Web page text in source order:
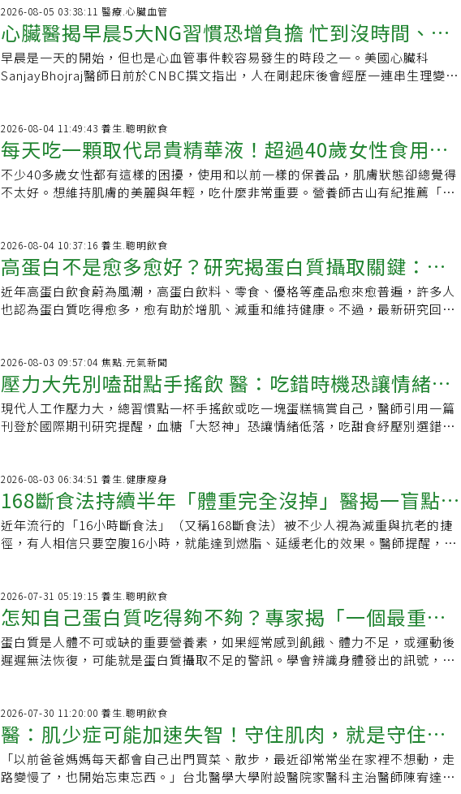
意的地方，小心減了體重卻賠了健康。她建議，應謹慎選擇豆腐的種類，留意成
分及熱量，以下列出常見的豆腐種類來說明：．板豆腐：含有相對豐富的鈣質及
蛋白質，是減肥首選。．凍豆腐：是板豆腐去水處理的一種方式，因去水重量較
輕，所以在同重量下，較板豆腐份量多，常有熱量較高的誤解，其實兩者營養成
高。．百頁豆腐：在製作過程中會加入較多油質及澱粉，雖然美味但熱量也相當
高，但建議有減重需求的人少吃，否則易攝取過多熱量及油脂。．魚豆腐：其實
是魚漿和其他添加物製成，不是真正的豆腐，含鈉量極高。．芙蓉豆腐：主要為
蛋液、柴魚汁、糖等原料製成，完全不含黃豆，吃下肚反而容易攝取過多的
鈉。．雞蛋豆腐：雖然含有黃豆和雞蛋，看似營養較豐富，但加工過程添加許多
外，為了飲食類別豐富且多樣化，許多人在減肥過程中，會選擇不同的豆類加工
製品，如豆皮、素雞、豆乾等，但宋宛蓁提醒，在豆製品的選擇類別上，應盡量
減少油炸過的加工製品，少吃如炸豆皮、炸豆包等，雖然這些食材在口感上可能
更美味，但卻添加了更多的油、鹽等調味料，反而讓食物熱量更高，這也是容易
容易造成罹患乳癌風險，但宋宛蓁指出，已有許多專家學者都證實，適量攝取黃
豆及其製品，不用過度擔憂乳癌風險，反而有助於降低罹癌機率，但不建議從補
充劑中攝取，應當由天然食物中攝取，不但安全又可獲得其他營養。宋宛蓁表
示，黃豆製品中的異黃酮素是天然雌性激素，多補充可有助改善女性更年期不
適，緩解潮熱、盜汗等症狀，其中富含的大豆蛋白，也能降低血脂而降低心臟病
緩解宋宛蓁指出，容易腸胃脹氣的人，須注意黃豆及豆製品的攝取量，因為黃豆
及豆類中的寡糖較難以消化，或是可透過盡量選擇新鮮的豆類、充分浸泡並瀝
水、徹底煮熟、催芽等方式，以減低脹氣的可能性。吃黃豆及相關製品後，若想
改善脹氣不適，宋宛蓁建議可按摩2穴道：．內關穴：手橫紋中點上三指幅處，幫
示，想達到健康有效率的減重，食材的選擇、烹煮的方式都尤其要留意，除了選
擇營養較高的板豆腐，減少選擇油炸或加工後含納過高的豆製品之外，烹煮時應
注意少油鹽、少調味料，以避免過多熱量攝取；在減重過程中，也別只吃豆腐而
忽略其他蔬果、五穀雜糧的營養搭配，均衡飲食配合規律運動，才是長久之計。
【本文獲uho優活健康網授權刊登，原文刊載網址見此】
素、礦物質及多酚等抗氧化成分。纖維可延緩胃排空及糖分進入血液的速度，因
此相較於果汁、果乾或水果加工品，直接吃完整水果對血糖較友善。單獨攝取水
果時，天然糖分仍可能帶來血糖波動。夏威夷皇后醫科大學內分泌學家伊莎貝爾
·卡西米羅（Dr.IsabelCasimiro）建議，將水果與「蛋白質」或「健康脂肪」搭
配食用，蛋白質與油脂能延緩碳水化合物的吸收速度，提供持久能量：不過，水
此可將水果搭配無糖優格、堅果、起司或蛋等蛋白質及健康脂肪一起吃，以幫助
延緩消化、增加飽足感，減少血糖快速波動。而果汁即使標榜百分之百原汁，仍
可能因缺少纖維、飲用速度快，使糖分迅速被吸收。若想喝果汁，份量應更謹
慎，絕對不要拿它取代完整水果。內分泌專家推薦7大「控糖水果」醫師強調，控
低，並富含纖維、花青素與類黃酮。研究顯示，規律攝取莓果可能有助改善餐後
血糖、空腹血糖及胰島素敏感性。新鮮或冷凍莓果都不錯，冷凍莓果若未額外加
糖，營養價值不輸新鮮莓果。2.蘋果蘋果富含果膠等可溶性纖維，可延緩胃排空
與葡萄糖吸收，多酚也可能有助改善胰島素敏感性。蘋果的升糖指數相對較低，
但建議連皮食用，以保留較多纖維。3.梨子梨子的水分與纖維含量高，升糖指數
單次攝取過多醣類。4.香蕉香蕉甜度較高，卻不代表糖尿病患者完全不能吃。香
蕉含有纖維、鉀及維生素B6，仍比餅乾、甜點或含糖飲料更具營養價值。建議選
擇較小根香蕉，或一次吃半根，搭配無調味堅果、花生醬或雞蛋。熟度愈高的香
蕉通常愈甜，血糖控制不佳者可優先選擇尚未過熟、表皮較少黑斑的香蕉。5.酪
酪梨熱量較高，每次仍應控制份量。6.柑橘類橘子、柳橙等柑橘類水果升糖指數
較低，並含維生素C與柚皮素等類黃酮。建議直接吃果肉，不要以柳橙汁取代，以
免快速喝進過量糖分。7.石榴石榴富含花青素、鞣花單寧等植化素，研究顯示可
能有助改善發炎、血壓及胰島素阻抗。食用時可直接吃石榴籽，比飲用石榴汁更
能保留纖維。吃水果掌握3原則想吃水果又不讓血糖大幅波動，還要注意以下幾件
脂肪：例如無糖優格、蛋、起司、堅果或無糖豆漿。每個人對不同水果的血糖反
應不完全相同，若正在使用降血糖藥物或胰島素，可配合餐前、餐後血糖紀錄，
找出適合自己的種類與份量。血糖值標準對照正常血糖值．空腹血糖：70～
100mg/dL．餐後2小時血糖：低於140mg/dL．糖化血色素：低於5.7%糖尿病前
源】．《verywellhealth》．《聯合報系新聞資料庫》．《聯合報系新聞資料
庫》．《奇美醫院衛教資訊網》
2026-08-05 03:38:11 醫療.心臟血管
心臟醫揭早晨5大NG習慣恐增負擔 忙到沒時間、早
餐吃甜食都上榜
早晨是一天的開始，但也是心血管事件較容易發生的時段之一。美國心臟科
SanjayBhojraj醫師日前於CNBC撰文指出，人在剛起床後會經歷一連串生理變
重要，若長期在早上攝取高糖、高油脂食物，或身體過度緊繃，則可能增加心血
管負擔。他也列出自己每天早上9點前絕不會做的5件事，提醒民眾從日常習慣著
手，守護心臟健康。保護心臟早上不做5件事別再把這些當早餐Bhojraj醫師表
示，自己在早晨時段會盡量避免做以下5件事：1.不喝高糖咖啡飲品許多人習慣早
晨來一杯咖啡提神，但若選擇的是大杯風味拿鐵，其中就含有約30至50公克的糖
餓。2.別把甜食當早餐喜歡吃甜食當早餐？Bhojraj醫師指出，像是可頌、杯子蛋
糕、奶油酥餅等，通常由精緻碳水化合物與飽和脂肪組成，多數也缺乏膳食纖維
與蛋白質等有助延緩血糖上升的營養成分，容易造成血糖快速升高後又下降，尤
其在空腹食用的狀況下更應警惕。3.少吃加工肉品培根、香腸、火腿也是常見的
合都出現這類加工肉品，長期可能增加心血管健康風險。4.不喝能量飲料早上昏
昏欲睡，可以來一罐能量飲料快速充電嗎？Bhojraj醫師強調，能量飲料尤其要避
免在一大早就飲用。他說明，這類飲品通常含有大量咖啡因、糖分及其他刺激性
成分，可能提高心跳速度、造成血壓升高，部分族群甚至可能出現心律不整。尤
其剛起床時，身體正處於調節階段，再受到額外刺激，可能進一步增加心血管系
水分、適度運動，並以平穩的心情開始一天，其實並無大礙。但從他的觀察來
看，有些患者說「沒吃早餐」，其實是忙碌到沒有時間進食，一早靠咖啡提神、
趕著處理工作，身體長時間處於緊繃狀態。每天到了早上10點，神經系統可能就
已經過度興奮，且可能伴隨壓力荷爾蒙與血糖變化。每天空出5分鐘！放慢呼吸、
維持的生活型態。他的早餐通常會選擇含有蛋白質、纖維的食物，例如雞蛋搭配
水果、希臘優格搭配莓果與核桃，或燕麥加奇亞籽，也習慣先喝點水，再喝咖
啡，避免讓咖啡因成為一天當中身體受到的首個刺激。Bhojraj醫師表示，多數人
都忽視了神經系統與心血管健康的關聯，若從一大早開始就處於匆匆忙忙、精神
緊繃的狀態，長期下來也不利於整體健康。即使生活忙碌，每天早上也可以把握
「晚吃早餐短壽」說法仍有不確定性台灣邁入超高齡社會要注意！醫：早餐蛋白
赤字是肌少症隱形危機【本文由健康醫療網授權刊登，原文刊載網址：
https://www.healthnews.com.tw/article/69179】
2026-08-04 11:49:43 養生.聰明飲食
每天吃一顆取代昂貴精華液！超過40歲女性食用這
水果 維持透亮肌膚
不少40多歲女性都有這樣的困擾，使用和以前一樣的保養品，肌膚狀態卻總覺得
不太好。想維持肌膚的美麗與年輕，吃什麼非常重要。營養師古山有紀推薦「奇
膠原蛋白生成奇異果被認為有助於美肌，其中一個最大原因就是富含維生素C。維
生素C是合成支撐肌膚彈性與緊實度的膠原蛋白不可或缺的營養素。此外，也具有
保護肌膚免受紫外線產生活性氧傷害的作用。奇異果含有豐富的維生素C，有望幫
助膠原蛋白更順利生成。②抗氧化成分預防老化紫外線、壓力與睡眠不足等因素
會增加活性氧，進而傷害細胞，成為色斑與皺紋的原因。奇異果不僅含有維生素
相關，甚至被稱為「第二大腦」。近年來，腸道環境與肌膚狀態之間的關係也受
到關注，研究發現，便秘與腸道環境失衡可能導致肌膚問題。奇異果同時含有水
溶性與非水溶性膳食纖維，有助於調整腸道環境。當便秘改善後，許多人也會感
覺「肌膚狀態變好了」、「上妝效果不一樣了」。④葉酸維持正常肌膚代謝奇異
素非常重要。換句話說，含有葉酸的奇異果，有助於支持肌膚更新。為什麼早上
吃奇異果比較好？如果要吃奇異果，推薦選在早上。早上是補充睡眠期間流失的
水分與營養素的時機。此時補充維生素C與膳食纖維，有助於調整一整天的身體狀
態。此外，膠原蛋白是由蛋白質製造而成，因此與雞蛋、優格、起司等蛋白質一
起攝取，有助於更有效率地打造健康美肌。推薦奇異果的吃法①奇異果優格只要
外，但奇異果與蔬菜非常搭。將奇異果加入蔬菜與起司沙拉中，就能同時攝取膳
食纖維、蛋白質與奇異果，是很適合早上食用的一道料理。③奶昔只要與喜歡的
蔬菜或水果混合即可，製作簡單，非常適合忙碌的早晨。即使不加糖，也能利用
奇異果本身的甜味，喝起來依然美味。如果想要清爽的口感，也可以加入優格，
2026-08-04 10:37:16 養生.聰明飲食
高蛋白不是愈多愈好？研究揭蛋白質攝取關鍵：每
天吃多少、哪些人該多補一次看懂
近年高蛋白飲食蔚為風潮，高蛋白飲料、零食、優格等產品愈來愈普遍，許多人
也認為蛋白質吃得愈多，愈有助於增肌、減重和維持健康。不過，最新研究回顧
必人人適合刊登於《CellPressBlue》的研究回顧分析350項動物及人體研究，發
現限制蛋白質攝取可延長老鼠、果蠅、魚類等動物的壽命，並降低多種老化相關
疾病風險。至於人體研究，目前多為小型且短期的臨床試驗。研究發現，受試者
維持建議蛋白質攝取量，而非刻意提高攝取時，體脂肪及空腹血糖等代謝指標都
有改善，有些研究甚至是在總熱量增加的情況下，仍觀察到上述效益。研究團隊
實，因此不建議民眾自行採取低蛋白飲食。研究人員推測，限制蛋白質可能讓身
體從偏向細胞生長與分裂，轉而將資源投入細胞修復與回收，因此有助延緩老
化；但這仍屬於可能機制，尚待更多研究證實。每天該吃多少蛋白質？究竟每天
需要多少蛋白質？營養師表示，並沒有一個適合所有人的固定數字。一般而言，
年齡逐漸流失，約30、40歲後便開始下降，65歲以後流失速度更明顯，因此通常
需要較充足的蛋白質，並且搭配阻力運動，以降低肌少症風險。規律從事重量訓
練或耐力運動的人，也因肌肉修復需求較高，通常需要比一般人攝取更多蛋白
質，幫助肌肉恢復與維持肌力。此外，肌肉量較高的人，蛋白質需求通常也較
高。肌肉不僅能維持身體功能，也能提高基礎代謝率，增加熱量消耗，因此適量
宜自行補充高蛋白，以免增加腎臟負擔。重視蛋白質來源與均衡飲食除了攝取
量，蛋白質的來源同樣重要。研究指出，相較於攝取較多動物性蛋白質，增加植
物性蛋白質，例如黃豆及豆製品、豆類、堅果及全穀類，與較佳的健康老化、心
血管健康及認知功能有關。不過，魚類、雞蛋、乳製品及瘦肉等優質動物性蛋
2026-08-03 09:57:04 焦點.元氣新聞
壓力大先別嗑甜點手搖飲 醫：吃錯時機恐讓情緒更
低落
現代人工作壓力大，總習慣點一杯手搖飲或吃一塊蛋糕犒賞自己，醫師引用一篇
刊登於國際期刊研究提醒，血糖「大怒神」恐讓情緒低落，吃甜食紓壓別選錯時
14天的連續血糖監測（CGM）指標，以及他們針對「使用CGM的個人經驗」所寫
的文字。研究結果發現，當血糖維持在正常範圍（TIR）內的時間越長，文字中的
悲傷、憂鬱情緒越少；反之，高血糖時間（TAR）越長，越容易出現負面情緒。
新陳代謝暨減重專科醫師周建安今天透過新聞稿分析，長期習慣靠高糖飲食紓
壓，讓血糖長期處在不穩定狀態，就可能增加大腦情緒調節的負擔。這個現象通
常族群中，血糖劇烈波動產生的氧化壓力，與神經發炎和認知功能改變相關。第2
個為神經傳導物質合成受影響，周建安表示，血清素、多巴胺與γ-氨基丁酸
（GABA）是維持情緒平穩的關鍵神經傳導物質，合成與調節它們需要鎂、鋅、維
生素B群，尤其是維生素B6、B12、葉酸等營養素參與。若常把甜食、手搖飲當
上腺軸（HPA）；其中皮質醇會促進肝臟糖質新生、提高血糖，並降低周邊組織
對葡萄糖的利用。第4個機轉是腸腦軸失衡，周建安說，腸道內的腸神經系統常被
稱為「第二個大腦」，並會透過神經、免疫與微生物代謝物和大腦雙向溝通。研
究顯示，長期過量攝取添加糖可能改變腸道菌相與腸道屏障相關功能，進而干擾
腸道向大腦傳遞的訊號，影響情緒調節能力。周建安表示，飲食調整並不是要求
2026-08-03 06:34:51 養生.健康瘦身
168斷食法持續半年「體重完全沒掉」醫揭一盲點：
這樣當然瘦不下來
近年流行的「16小時斷食法」（又稱168斷食法）被不少人視為減重與抗老的捷
徑，有人相信只要空腹16小時，就能達到燃脂、延緩老化的效果。醫師提醒，16
小時斷食已經半年。然而半年過去，體重不但沒有下降，反而比以前更容易疲
倦，於是他決定向家庭醫師求助。醫師詢問後才發現，A先生每次結束16小時禁
食後，都會把白飯盛得滿滿一大碗，當成犒賞自己；晚餐則因擔心之後要禁食16
小時，經常吃大份量拉麵或義大利麵。醫師直接告訴他：「這樣當然瘦不下
來。」為什麼16小時斷食還是瘦不下來？糖尿病專科醫師飯島康弘表示，首先必
因為一天總熱量自然減少。若總熱量沒有下降，即使每天斷食，也很難減重。臨
床上，瘦不下來的人常見有三種情況：一、把進食時間當成「補償進食」許多人
認為「已經忍了16小時，可以多吃一點」，於是吃大量白飯、大份拉麵或大份義
大利麵，結果一天攝取的總熱量沒有減少，甚至比以前更多。二、蛋白質攝取不
2026-07-31 05:19:15 養生.聰明飲食
怎知自己蛋白質吃得夠不夠？專家揭「一個最重要
警訊」：盡快補充
蛋白質是人體不可或缺的重要營養素，如果經常感到飢餓、體力不足，或運動後
遲遲無法恢復，可能就是蛋白質攝取不足的警訊。學會辨識身體發出的訊號，有
同，有時候不容易察覺問題。專家表示，雖然蛋白質不足可能出現多種症狀，但
其中有一個最重要的警訊，一旦出現，就應該考慮增加高蛋白食物的攝取。蛋白
質為何如此重要？蛋白質由胺基酸組成。營養師CaraHarbstreet將胺基酸形容為
「生命的基石」，從肌肉、生理機能到身體修復，幾乎都離不開蛋白質的參與。
美國國家醫學圖書館指出，蛋白質是大型且複雜的分子，在人體內執行許多重要
2026-07-30 11:20:00 養生.聰明飲食
醫：肌少症可能加速失智！守住肌肉，就是守住大
腦健康
「以前爸爸媽媽每天都會自己出門買菜、散步，最近卻常常坐在家裡不想動，走
路變慢了，也開始忘東忘西。」台北醫學大學附設醫院家醫科主治醫師陳宥達表